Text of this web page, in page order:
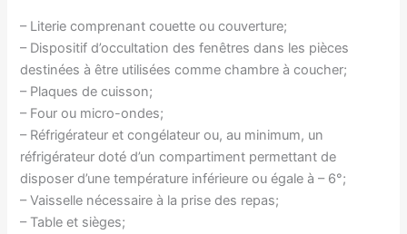
– Literie comprenant couette ou couverture;
– Dispositif d’occultation des fenêtres dans les pièces
destinées à être utilisées comme chambre à coucher;
– Plaques de cuisson;
– Four ou micro-ondes;
– Réfrigérateur et congélateur ou, au minimum, un
réfrigérateur doté d’un compartiment permettant de
disposer d’une température inférieure ou égale à – 6°;
– Vaisselle nécessaire à la prise des repas;
– Table et sièges;